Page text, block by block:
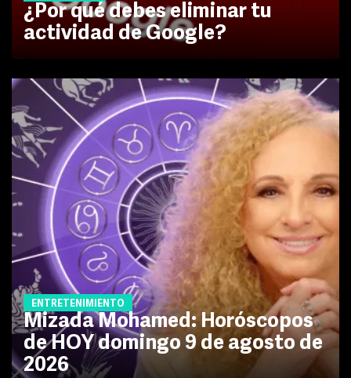
¿Por qué debes eliminar tu
actividad de Google?
ENTRETENIMIENTO
Mizada Mohamed: Horóscopos
de HOY domingo 9 de agosto de
2026